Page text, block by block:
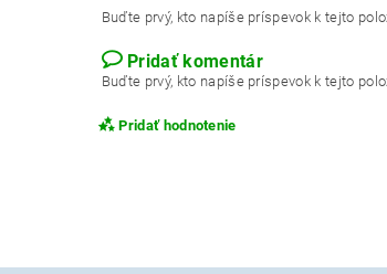
Buďte prvý, kto napíše príspevok k tejto
Pridať komentár
Buďte prvý, kto napíše príspevok k tejto
Pridať hodnotenie